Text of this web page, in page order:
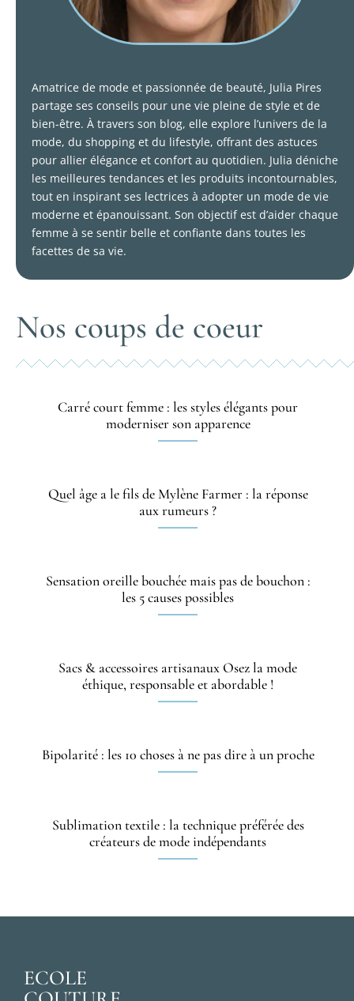
Amatrice de mode et passionnée de beauté, Julia Pires
partage ses conseils pour une vie pleine de style et de
bien-être. À travers son blog, elle explore l’univers de la
mode, du shopping et du lifestyle, offrant des astuces
pour allier élégance et confort au quotidien. Julia déniche
les meilleures tendances et les produits incontournables,
tout en inspirant ses lectrices à adopter un mode de vie
moderne et épanouissant. Son objectif est d’aider chaque
femme à se sentir belle et confiante dans toutes les
facettes de sa vie.
Nos coups de coeur
Carré court femme : les styles élégants pour
moderniser son apparence
Quel âge a le fils de Mylène Farmer : la réponse
aux rumeurs ?
Sensation oreille bouchée mais pas de bouchon :
les 5 causes possibles
Sacs & accessoires artisanaux Osez la mode
éthique, responsable et abordable !
Bipolarité : les 10 choses à ne pas dire à un proche
Sublimation textile : la technique préférée des
créateurs de mode indépendants
ECOLE